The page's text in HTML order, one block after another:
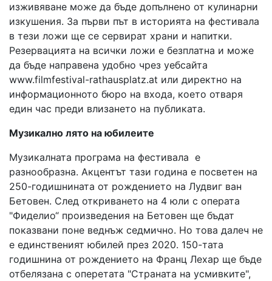
изживяване може да бъде допълнено от кулинарни
изкушения. За първи път в историята на фестивала
в тези ложи ще се сервират храни и напитки.
Резервацията на всички ложи е безплатна и може
да бъде направена удобно чрез уебсайта
www.filmfestival-rathausplatz.at или директно на
информационното бюро на входа, което отваря
един час преди влизането на публиката.
Музикално лято на юбилеите
Музикалната програма на фестивала е
разнообразна. Акцентът тази година е посветен на
250-годишнината от рождението на Лудвиг ван
Бетовен. След откриването на 4 юли с операта
"Фиделио“ произведения на Бетовен ще бъдат
показвани поне веднъж седмично. Но това далеч не
е единственият юбилей през 2020. 150-тата
годишнина от рождението на Франц Лехар ще бъде
отбелязана с оперетата "Страната на усмивките",